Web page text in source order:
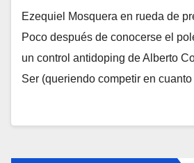
Ezequiel Mosquera en rueda de
Poco después de conocerse el
un control antidoping de Alberto
Ser (queriendo competir en